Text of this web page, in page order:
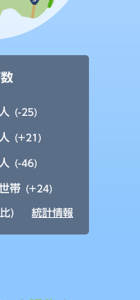
(-25)
(+21)
(-46)
帯 (+24)
) 統計情報